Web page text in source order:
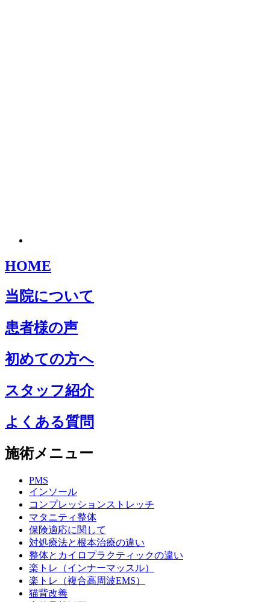
HOME
当院について
患者様の声
初めての方へ
スタッフ紹介
よくある質問
施術メニュー
PMS
インソール
コンプレッションストレッチ
マタニティ整体
保険適応に関して
対処療法と根本治療の違い
整体とカイロプラクティックの違い
楽トレ（インナーマッスル）
楽トレ（複合高周波EMS）
猫背改善